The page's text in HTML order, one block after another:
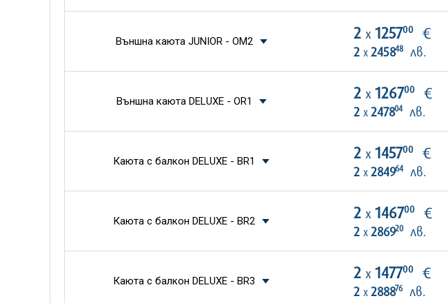
Външна каюта JUNIOR - OM2 2 х 125700€
2 х 245848лв.
Външна каюта DELUXE - OR1 2 х 126700€
2 х 247804лв.
Каюта с балкон DELUXE - BR1 2 х 145700€
2 х 284964лв.
Каюта с балкон DELUXE - BR2 2 х 146700€
2 х 286920лв.
Каюта с балкон DELUXE - BR3 2 х 147700€
2 х 288876лв.